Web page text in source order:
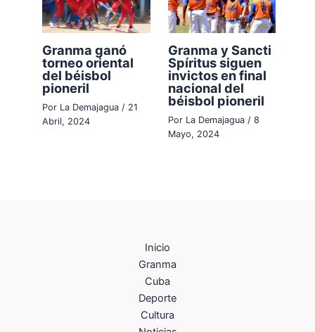
Granma ganó
torneo oriental
del béisbol
pioneril
Por La Demajagua/ 21
Abril, 2024
Granma y Sancti
Spíritus siguen
invictos en final
nacional del
béisbol pioneril
Por La Demajagua / 8
Mayo, 2024
Inicio
Granma
Cuba
Deporte
Cultura